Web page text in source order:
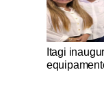
Notícias Católicas
Itagi